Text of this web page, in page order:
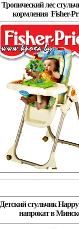
Тропический лес
кормления Fisher-
Детский стульчик
напрокат в